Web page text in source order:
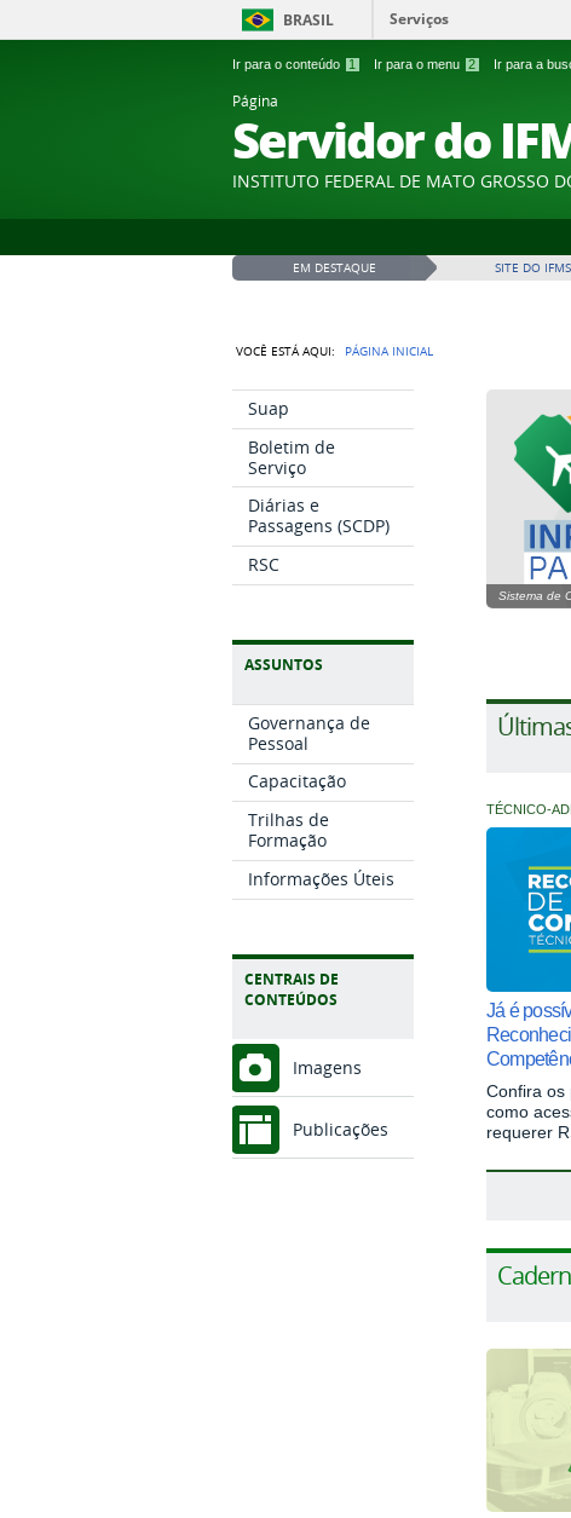
Ir para o conteúdo 1 Ir para o menu 2 Ir para a
BRASIL Serviços
Página
Servidor do
INSTITUTO FEDERAL DE MATO GROSSO
EM DESTAQUE SITE DO IFMS
VOCÊ ESTÁ AQUI: PÁGINA INICIAL
Suap
Boletim de
Serviço
Diárias e
Passagens (SCDP)
RSC
ASSUNTOS
Governança de
Pessoal
Capacitação
Trilhas de
Formação
Informações Úteis
CENTRAIS DE
CONTEÚDOS
Imagens
Publicações
Sistema de
TÉCNICO-
Já é
Confira os
como
requerer